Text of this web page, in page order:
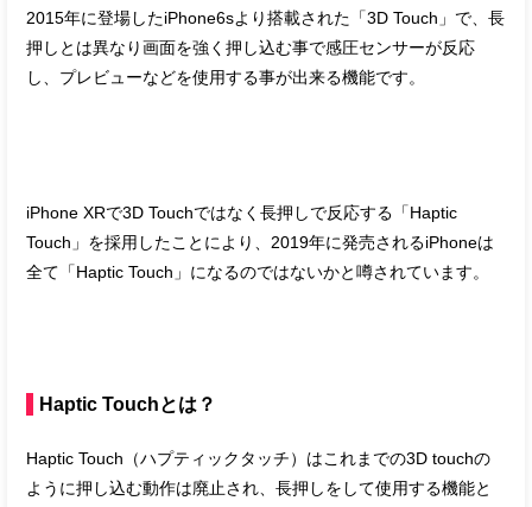
2015年に登場したiPhone6sより搭載された「3D Touch」で、長
押しとは異なり画面を強く押し込む事で感圧センサーが反応
し、プレビューなどを使用する事が出来る機能です。
iPhone XRで3D Touchではなく長押しで反応する「Haptic
Touch」を採用したことにより、2019年に発売されるiPhoneは
全て「Haptic Touch」になるのではないかと噂されています。
Haptic Touchとは？
Haptic Touch（ハプティックタッチ）はこれまでの3D touchの
ように押し込む動作は廃止され、長押しをして使用する機能と